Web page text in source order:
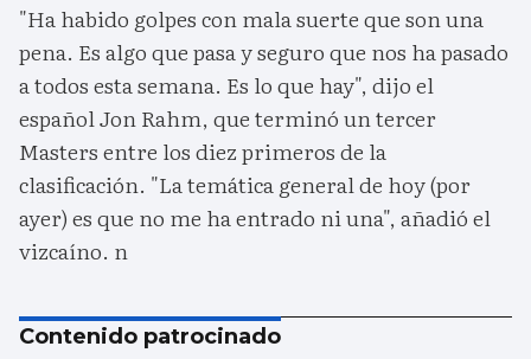
"Ha habido golpes con mala suerte que son una
pena. Es algo que pasa y seguro que nos ha pasado
a todos esta semana. Es lo que hay", dijo el
español Jon Rahm, que terminó un tercer
Masters entre los diez primeros de la
clasificación. "La temática general de hoy (por
ayer) es que no me ha entrado ni una", añadió el
vizcaíno. n
Contenido patrocinado